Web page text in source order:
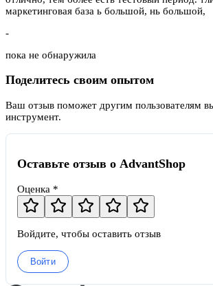
маркетинговая база ь большой, нь большой,
-
пока не обнаружила
Поделитесь своим опытом
Ваш отзыв поможет другим пользователям
инструмент.
Оставьте отзыв о AdvantShop
Оценка *
Войдите, чтобы оставить отзыв
Войти